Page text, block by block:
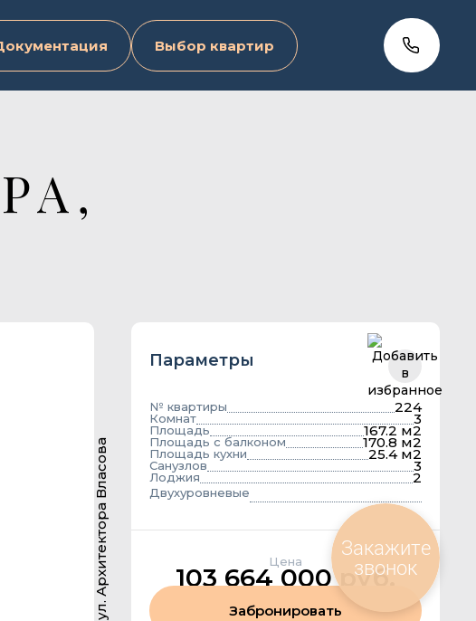
Выбор квартир
ул. Архитектора Власова
Параметры
№ квартиры 224
Комнат 3
Площадь 167.2 м2
Площадь с балконом 170.8 м2
Площадь кухни 25.4 м2
Санузлов 3
Лоджия 2
Двухуровневые
Цена
103 664 000 руб.
Забронировать
Закажите
звонок